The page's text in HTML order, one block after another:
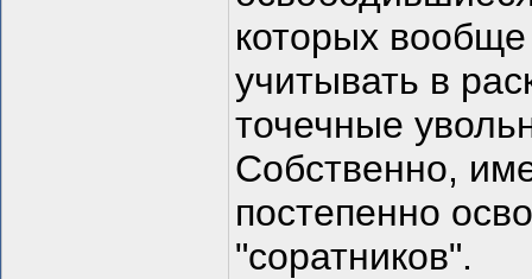
которых
учитывать в
точечные
Собственно,
постепенно
"соратников".